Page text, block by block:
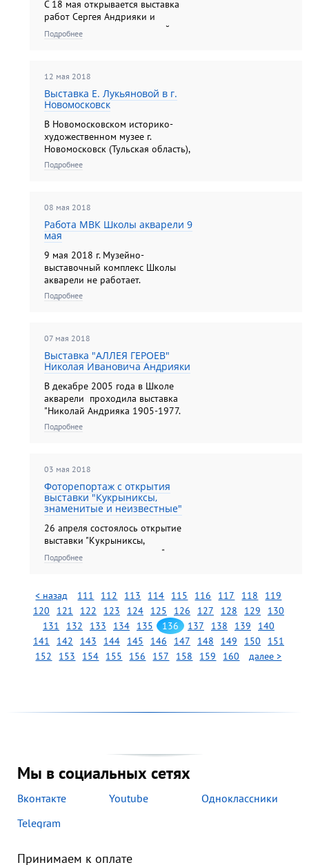
C 18 мая открывается выставка
работ Сергея Андрияки и
художников-преподавателей
Школы акварели в
Александров, Владимирская
область).
Подробнее
12 мая 2018
Выставка Е. Лукьяновой в г.
Новомосковск
В Новомосковском историко-
художественном музее г.
Новомосковск (Тульская область),
с 10.05.2018 по 03.06.2018 г.
проходит персональная выставка
Лукьяновой....
Подробнее
08 мая 2018
Работа МВК Школы акварели 9
мая
9 мая 2018 г. Музейно-
выставочный комплекс Школы
акварели не работает.
Подробнее
07 мая 2018
Выставка "АЛЛЕЯ ГЕРОЕВ"
Николая Ивановича Андрияки
В декабре 2005 года в Школе
акварели проходила выставка
"Николай Андрияка 1905-1977.
Живопись. Графика. К 100-летию
со дня рождения". В экспозиции
живописца, педагога,
Заслуженного художник...
Подробнее
03 мая 2018
Фоторепортаж с открытия
выставки "Кукрыниксы,
знаменитые и неизвестные"
26 апреля состоялось открытие
выставки "Кукрыниксы,
знаменитые и неизвестные"
Подробнее
< назад 111 112 113 114 115 116 117 118
119
120
121 122 123 124 125 126 127 128 129
130
131
132 133 134 135 136 137 138 139
140
141
142 143 144 145 146 147 148 149 150
151
152
153 154 155 156 157 158 159 160 далее >
Мы в социальных сетях
Вконтакте Youtube
Одноклассники
Telegram
Принимаем к оплате